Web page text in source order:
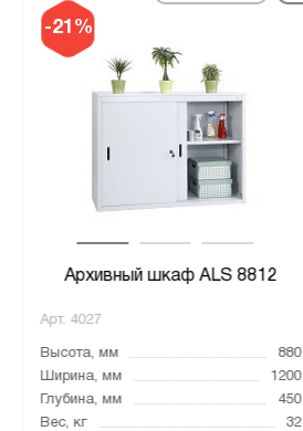
-21%
Архивный шкаф ALS 8812
Арт. 4027
Высота, мм
880
Ширина, мм
1200
Глубина, мм
450
Вес, кг
32